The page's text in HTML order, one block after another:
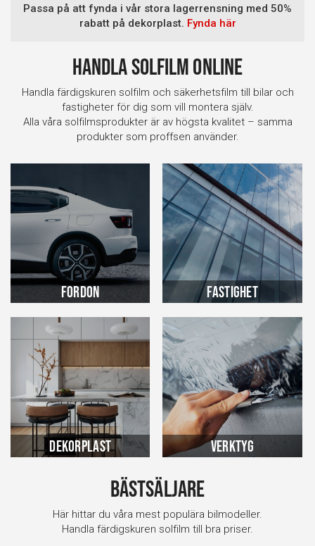
Passa på att fynda i vår stora lagerrensning med 50%
rabatt på dekorplast. Fynda här
Handla solfilm online
Handla färdigskuren solfilm och säkerhetsfilm till bilar och
fastigheter för dig som vill montera själv.
Alla våra solfilmsprodukter är av högsta kvalitet – samma
produkter som proffsen använder.
Fordon Fastighet
Dekorplast Verktyg
Bästsäljare
Här hittar du våra mest populära bilmodeller.
Handla färdigskuren solfilm till bra priser.